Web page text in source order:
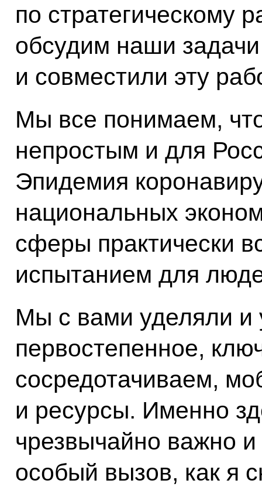
по стратегическому
обсудим наши
и совместили эту
Мы все понимаем,
непростым и для
Эпидемия
национальных
сферы практически
испытанием для
Мы с вами уделяли и
первостепенное,
сосредотачиваем,
и ресурсы. Именно
чрезвычайно важно и
особый вызов, как я